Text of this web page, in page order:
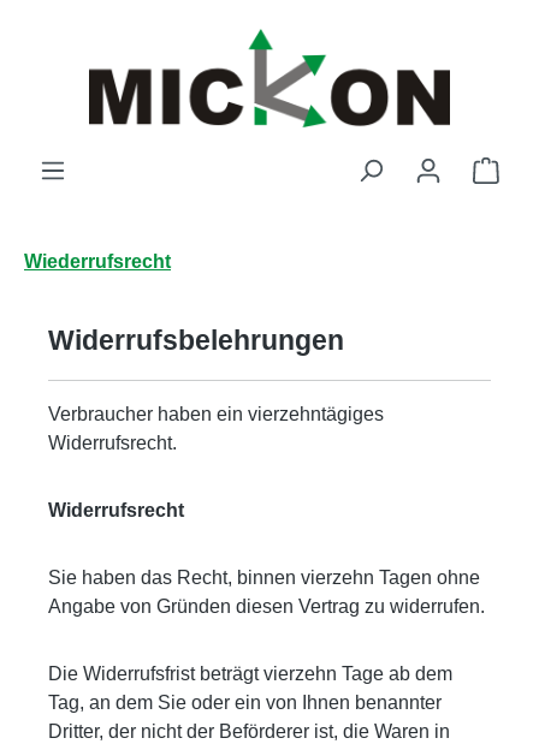
Wiederrufsrecht
Widerrufsbelehrungen
Verbraucher haben ein vierzehntägiges
Widerrufsrecht.
Widerrufsrecht
Sie haben das Recht, binnen vierzehn Tagen ohne
Angabe von Gründen diesen Vertrag zu widerrufen.
Die Widerrufsfrist beträgt vierzehn Tage ab dem
Tag, an dem Sie oder ein von Ihnen benannter
Dritter, der nicht der Beförderer ist, die Waren in